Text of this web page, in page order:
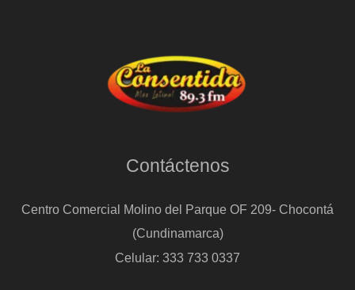
Contáctenos
Centro Comercial Molino del Parque OF 209- Chocontá
(Cundinamarca)
Celular: 333 733 0337